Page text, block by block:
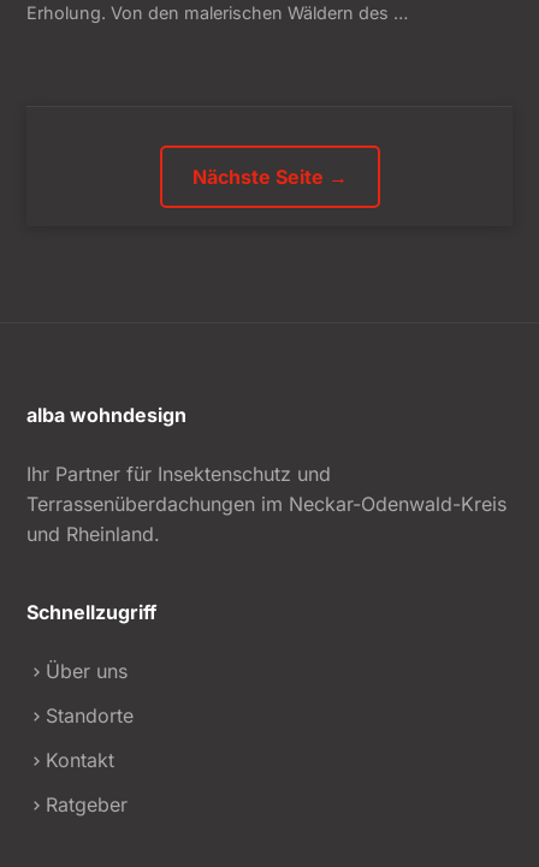
Erholung. Von den malerischen Wäldern des …
Nächste Seite →
alba wohndesign
Ihr Partner für Insektenschutz und
Terrassenüberdachungen im Neckar-Odenwald-Kreis
und Rheinland.
Schnellzugriff
Über uns
Standorte
Kontakt
Ratgeber